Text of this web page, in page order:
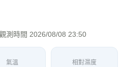
時間 2026/08/08 23:50
氣溫 相對濕度